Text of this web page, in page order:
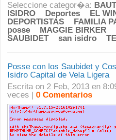
Seleccione categor�a:
ISIDRO
Deportes EL
DEPORTISTAS
FAMILIA
posse
MAGGIE BIRKER
SAUBIDET
san isidro
Posse con los Saubidet y
Isidro Capital de Vela Ligera
Escrita on 2 Feb, 2013 en
veces | 0 Comentarios